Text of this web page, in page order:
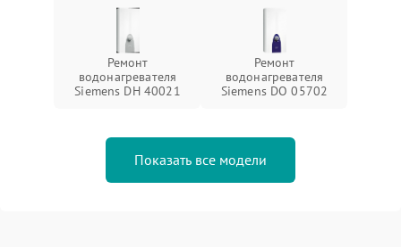
Ремонт
водонагревателя
Siemens DH 40021
Ремонт
водонагревателя
Siemens DO 05702
Показать все модели